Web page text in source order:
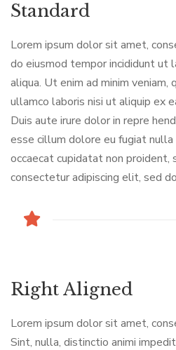
Standard
Lorem ipsum dolor sit amet,
do eiusmod tempor incididunt ut
aliqua. Ut enim ad minim
ullamco laboris nisi ut aliquip ex
Duis aute irure dolor in repre
esse cillum dolore eu fugiat
occaecat cupidatat non proident,
consectetur adipiscing elit, sed
Right Aligned
Lorem ipsum dolor sit amet,
Sint, nulla, distinctio animi